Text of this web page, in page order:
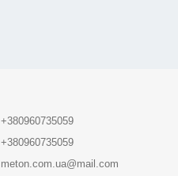
+380960735059
+380960735059
meton.com.ua@mail.com